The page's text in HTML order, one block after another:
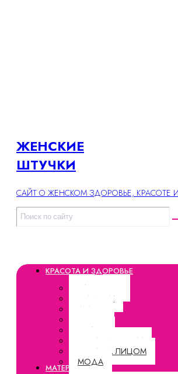
ЖЕНСКИЕ
ШТУЧКИ
САЙТ О ЖЕНСКОМ ЗДОРОВЬЕ, КРАСОТЕ
КРАСОТА И ЗДОРОВЬЕ
ЗДОРОВЬЕ
ПИТАНИЕ
ДИЕТЫ
ОТДЫХ
УХОД ЗА ТЕЛОМ
УХОД ЗА ЛИЦОМ
МОДА
МАТЕРИНСТВО